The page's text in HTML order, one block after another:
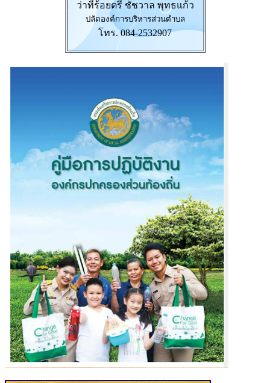
ว่าที่ร้อยตรี ชัชวาล พุทธแก้ว
ปลัดองค์การบริหารส่วนตำบล
โทร. 084-2532907